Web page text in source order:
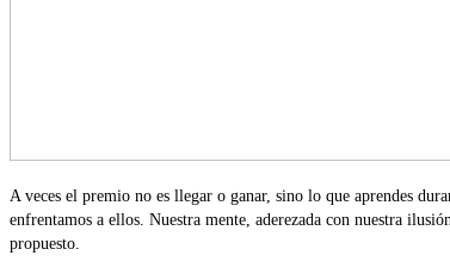
A veces el premio no es llegar o ganar, sino lo que aprendes
enfrentamos a ellos. Nuestra mente, aderezada con nuestra
propuesto.